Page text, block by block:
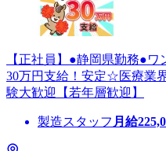
【正社員】●静岡県勤務●
30万円支給！安定☆医療業
験大歓迎【若年層歓迎】
製造スタッフ 月給